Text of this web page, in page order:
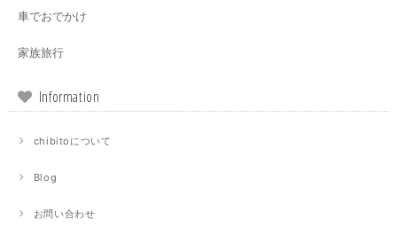
車でおでかけ
家族旅行
Information
chibitoについて
Blog
お問い合わせ